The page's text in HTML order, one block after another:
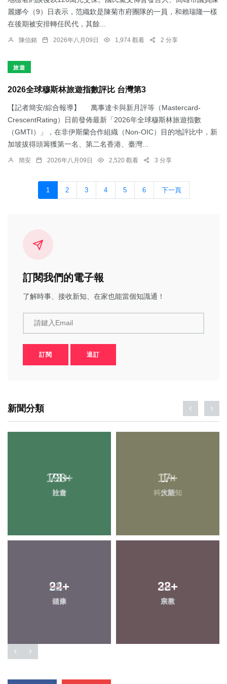
麗娜今（9）日表示，范織欽是陳菊市府團隊的一員，和賴瑞隆一樣
在後期被安排轉任民代，其餘...
陳信銘 2026年八月09日 1,974 觀看 2 分享
旅遊
2026全球穆斯林旅遊指數評比 台灣第3
【記者簡安/綜合報導】 萬事達卡與新月評等（Mastercard-
CrescentRating）日前發佈最新「2026年全球穆斯林旅遊指數
（GMTI）」，在非伊斯蘭合作組織（Non-OIC）目的地評比中，新
加坡拔得頭籌獲第一名、第二名香港、臺灣...
簡安 2026年八月09日 2,520 觀看 3 分享
1 2 3 4 5 6 下一頁
訂閱我們的電子報
了解時事、接收新知、在家也能當個知識通！
請鍵入Email
訂閱 退訂
新聞分類
73+
旅遊
1+
大陸
22+
頭條
32+
農業
198+
社會
17+
科技新知
94+
健康
28+
宗教